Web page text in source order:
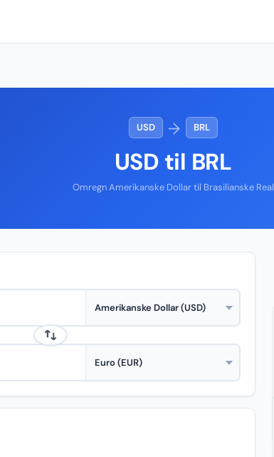
USD → BRL
USD til BRL
Omregn Amerikanske Dollar til Brasilianske Real